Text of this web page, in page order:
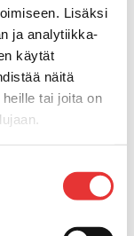
Lisäksi
ja analytiikka-
käytät
näitä
tai joita on
-verkot ja